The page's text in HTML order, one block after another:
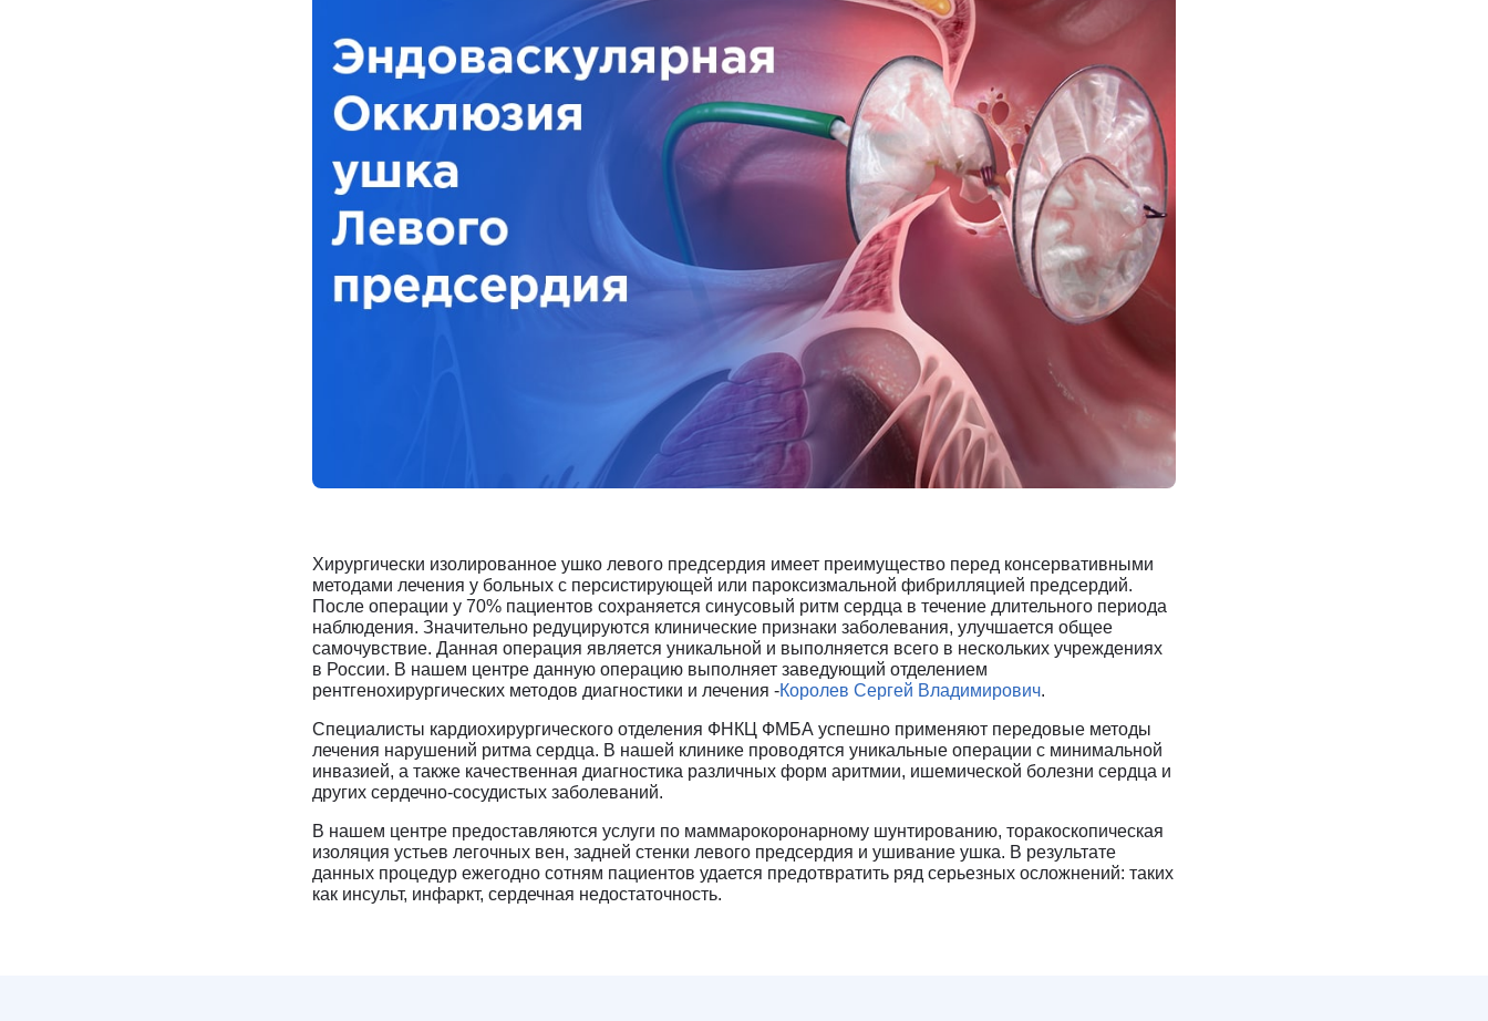
Клиника абдоминальной хирургии
Клиника сахарного диабета
Отоневрология
Оториноларингология (ЛОР)
П
Патологии головы и шеи
Подология
Психотерапия
Пульмонология
Р
Радиология
Центр восстановления и
превентивной медицины
Центр снижения веса
Центр спасения конечностей
Центр хирургии грыж
Ч
Челюстно-лицевая хирургия
Эндокринная хирургия
Эндокринология
Эндокринология-диетология
Эндоскопия
Эстетическая гинекология
патологии
Хирургически изолированное ушко левого предсердия имеет преимущество перед консервативными
методами лечения у больных с персистирующей или пароксизмальной фибрилляцией предсердий.
После операции у 70% пациентов сохраняется синусовый ритм сердца в течение длительного периода
наблюдения. Значительно редуцируются клинические признаки заболевания, улучшается общее
самочувствие. Данная операция является уникальной и выполняется всего в нескольких учреждениях
в России. В нашем центре данную операцию выполняет заведующий отделением
рентгенохирургических методов диагностики и лечения -Королев Сергей Владимирович.
Специалисты кардиохирургического отделения ФНКЦ ФМБА успешно применяют передовые методы
лечения нарушений ритма сердца. В нашей клинике проводятся уникальные операции с минимальной
инвазией, а также качественная диагностика различных форм аритмии, ишемической болезни сердца и
других сердечно-сосудистых заболеваний.
В нашем центре предоставляются услуги по маммарокоронарному шунтированию, торакоскопическая
изоляция устьев легочных вен, задней стенки левого предсердия и ушивание ушка. В результате
данных процедур ежегодно сотням пациентов удается предотвратить ряд серьезных осложнений: таких
как инсульт, инфаркт, сердечная недостаточность.